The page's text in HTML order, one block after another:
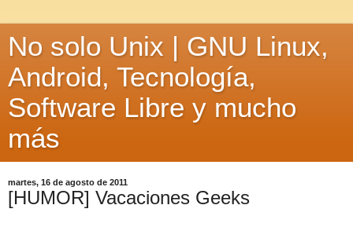
No solo Unix | GNU Linux,
Android, Tecnología,
Software Libre y mucho
más
martes, 16 de agosto de 2011
[HUMOR] Vacaciones Geeks